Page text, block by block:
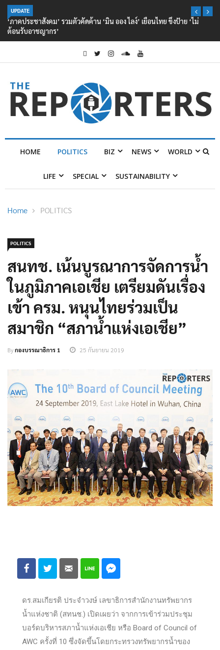
UPDATE
‘ภาคประชาสังคม’ รวมตัวคัดค้าน ‘มิน ออง ไลง์’ เยือนไทย ขึงป้าย ‘ไม่
ต้อนรับอาชญากร’
HOME POLITICS BIZ NEWS WORLD
LIFE SPECIAL SUSTAINABILITY
Home POLITICS
POLITICS
สนทช. เน้นบูรณาการจัดการน้ำ
ในภูมิภาคเอเชีย เตรียมดันเรื่อง
เข้า ครม. หนุนไทยร่วมเป็น
สมาชิก “สภาน้ำแห่งเอเชีย”
Byกองบรรณาธิการ 1 25 กันยายน 2019
ดร.สมเกียรติ ประจำวงษ์ เลขาธิการสำนักงานทรัพยากร
น้ำแห่งชาติ (สทนช.) เปิดเผยว่า จากการเข้าร่วมประชุม
บอร์ดบริหารสภาน้ำแห่งเอเชีย หรือ Board of Council of
AWC ครั้งที่ 10 ซึ่งจัดขึ้นโดยกระทรวงทรัพยากรน้ำของ